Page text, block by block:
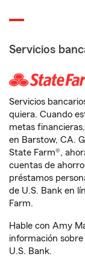
Servicios
Servicios
quiera. Cuando
metas
en Barstow, CA.
State Farm®,
cuentas de
préstamos
de U.S. Bank en
Farm.
Hable con Amy
información
U.S. Bank.